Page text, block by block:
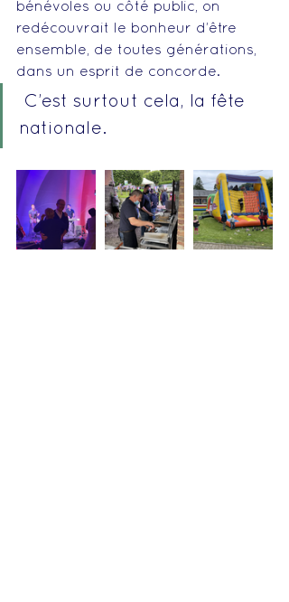
bénévoles ou côté public, on
redécouvrait le bonheur d’être
ensemble, de toutes générations,
dans un esprit de concorde.
nationale.